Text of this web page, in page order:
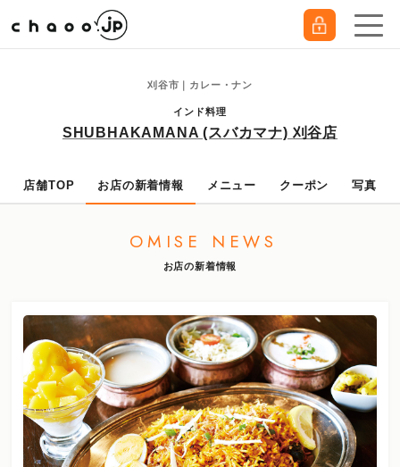
刈谷市｜カレー・ナン
インド料理
SHUBHAKAMANA (スバカマナ) 刈谷店
店舗TOP お店の新着情報 メニュー クーポン 写真
OMISE NEWS
お店の新着情報